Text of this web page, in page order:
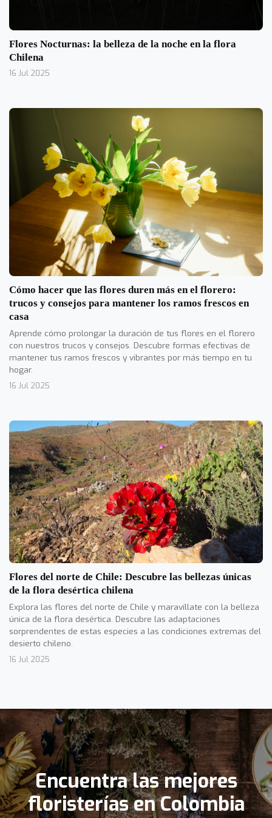
Flores Nocturnas: la belleza de la noche en la flora
Chilena
16 Jul 2025
Cómo hacer que las flores duren más en el florero:
trucos y consejos para mantener los ramos frescos en
casa
Aprende cómo prolongar la duración de tus flores en el florero
con nuestros trucos y consejos. Descubre formas efectivas de
mantener tus ramos frescos y vibrantes por más tiempo en tu
hogar.
16 Jul 2025
Flores del norte de Chile: Descubre las bellezas únicas
de la flora desértica chilena
Explora las flores del norte de Chile y maravíllate con la belleza
única de la flora desértica. Descubre las adaptaciones
sorprendentes de estas especies a las condiciones extremas del
desierto chileno.
16 Jul 2025
Encuentra las mejores
floristerías en Colombia